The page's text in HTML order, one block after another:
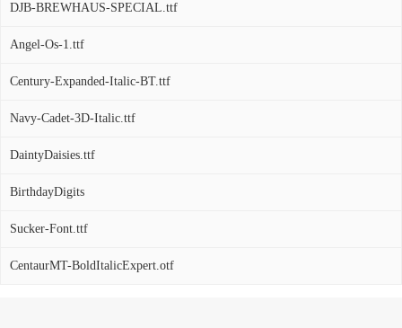
DJB-BREWHAUS-SPECIAL.ttf
Angel-Os-1.ttf
Century-Expanded-Italic-BT.ttf
Navy-Cadet-3D-Italic.ttf
DaintyDaisies.ttf
BirthdayDigits
Sucker-Font.ttf
CentaurMT-BoldItalicExpert.otf